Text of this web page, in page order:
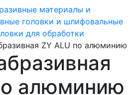
материалы и
головки и шлифовальные
для обработки
ZY ALU по алюминию
алюминию